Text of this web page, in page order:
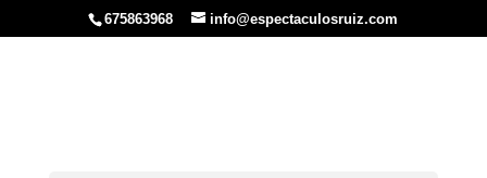
675863968 info@espectaculosruiz.com